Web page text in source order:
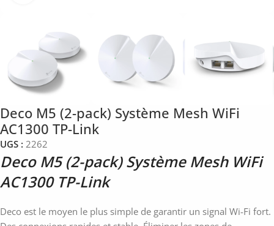
Deco M5 (2-pack) Système Mesh WiFi
AC1300 TP-Link
UGS : 2262
Deco M5 (2-pack) Système Mesh WiFi
AC1300 TP-Link
Deco est le moyen le plus simple de garantir un signal Wi-Fi fort.